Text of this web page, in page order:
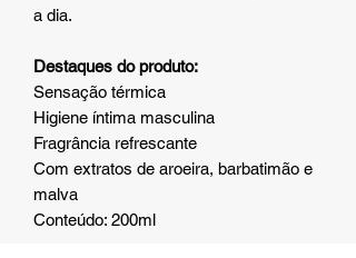
a dia.
Destaques do produto:
Sensação térmica
Higiene íntima masculina
Fragrância refrescante
Com extratos de aroeira, barbatimão e
malva
Conteúdo: 200ml